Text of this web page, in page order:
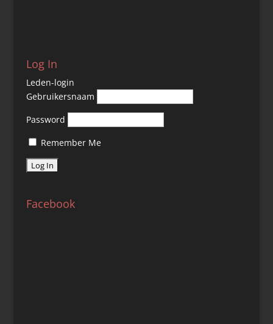
Log In
Leden-login
Gebruikersnaam
Password
Remember Me
Facebook